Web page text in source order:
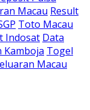
Macau Result
Toto Macau
Indosat Data
Kamboja Togel
Macau